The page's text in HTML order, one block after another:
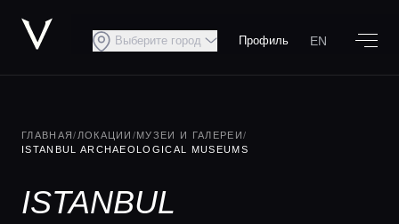
Выберите город Профиль EN
ГЛАВНАЯ/ ЛОКАЦИИ /МУЗЕИ И ГАЛЕРЕИ/
ISTANBUL ARCHAEOLOGICAL MUSEUMS
ISTANBUL